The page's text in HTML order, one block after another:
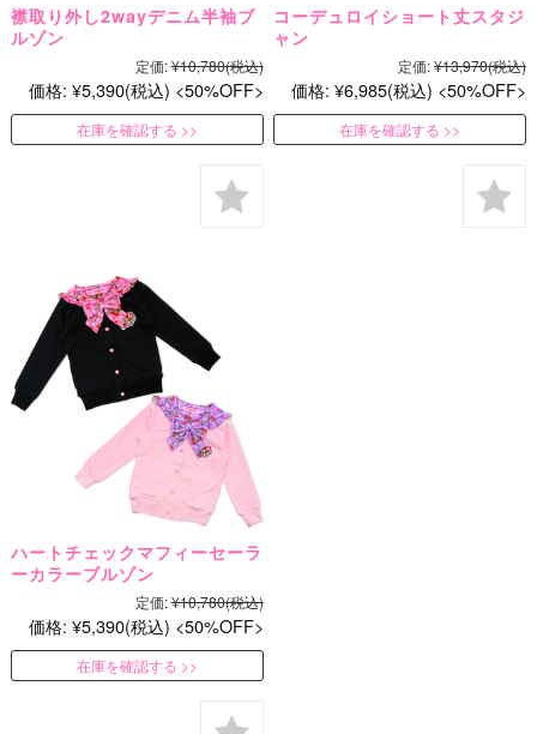
襟取り外し2wayデニム半袖ブ
ルゾン
定価:¥10,780(税込)
価格: ¥5,390(税込) 50%OFF
在庫を確認する
コーデュロイショート丈スタジ
ャン
定価:¥13,970(税込)
価格: ¥6,985(税込) 50%OFF
在庫を確認する
ハートチェックマフィーセーラ
ーカラーブルゾン
定価:¥10,780(税込)
価格: ¥5,390(税込) 50%OFF
在庫を確認する